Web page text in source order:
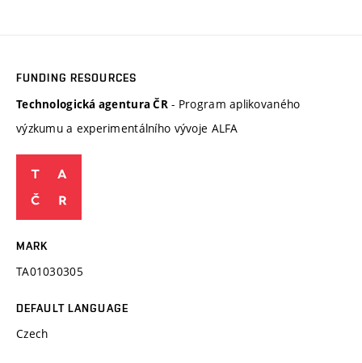
FUNDING RESOURCES
Technologická agentura ČR - Program aplikovaného
výzkumu a experimentálního vývoje ALFA
MARK
TA01030305
DEFAULT LANGUAGE
Czech